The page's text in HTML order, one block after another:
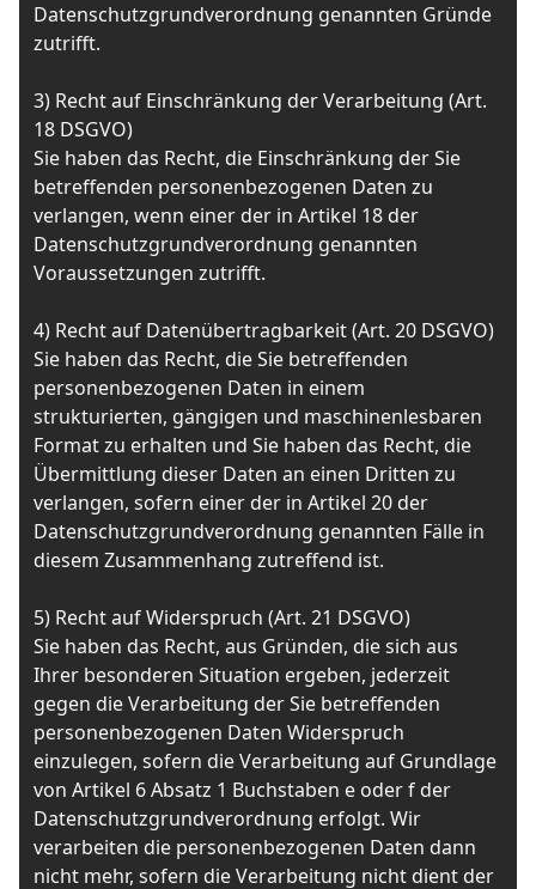
Datenschutzgrundverordnung genannten Gründe
zutrifft.
3) Recht auf Einschränkung der Verarbeitung (Art.
18 DSGVO)
Sie haben das Recht, die Einschränkung der Sie
betreffenden personenbezogenen Daten zu
verlangen, wenn einer der in Artikel 18 der
Datenschutzgrundverordnung genannten
Voraussetzungen zutrifft.
4) Recht auf Datenübertragbarkeit (Art. 20 DSGVO)
Sie haben das Recht, die Sie betreffenden
personenbezogenen Daten in einem
strukturierten, gängigen und maschinenlesbaren
Format zu erhalten und Sie haben das Recht, die
Übermittlung dieser Daten an einen Dritten zu
verlangen, sofern einer der in Artikel 20 der
Datenschutzgrundverordnung genannten Fälle in
diesem Zusammenhang zutreffend ist.
5) Recht auf Widerspruch (Art. 21 DSGVO)
Sie haben das Recht, aus Gründen, die sich aus
Ihrer besonderen Situation ergeben, jederzeit
gegen die Verarbeitung der Sie betreffenden
personenbezogenen Daten Widerspruch
einzulegen, sofern die Verarbeitung auf Grundlage
von Artikel 6 Absatz 1 Buchstaben e oder f der
Datenschutzgrundverordnung erfolgt. Wir
verarbeiten die personenbezogenen Daten dann
nicht mehr, sofern die Verarbeitung nicht dient der